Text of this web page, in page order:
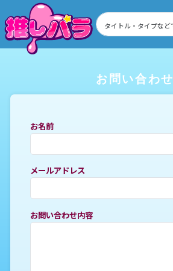
お問い合わせ
お名前
メールアドレス
お問い合わせ内容